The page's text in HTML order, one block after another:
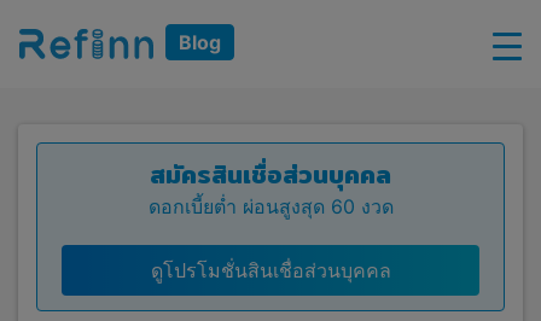
Blog
สมัครสินเชื่อส่วนบุคคล
ดอกเบี้ยต่ำ ผ่อนสูงสุด 60 งวด
ดูโปรโมชั่นสินเชื่อส่วนบุคคล